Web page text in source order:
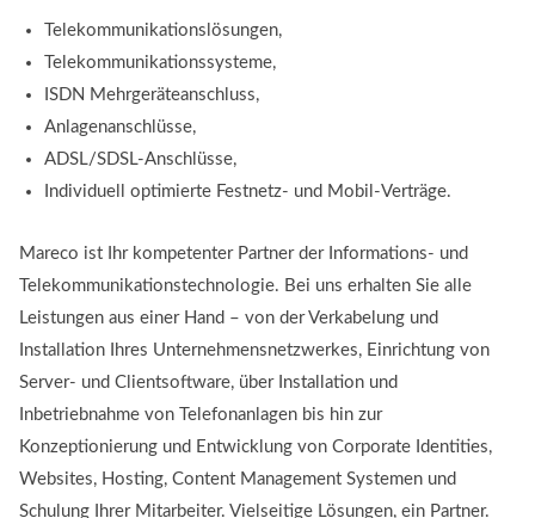
Telekommunikationslösungen,
Telekommunikationssysteme,
ISDN Mehrgeräteanschluss,
Anlagenanschlüsse,
ADSL/SDSL-Anschlüsse,
Individuell optimierte Festnetz- und Mobil-Verträge.
Mareco ist Ihr kompetenter Partner der Informations- und
Telekommunikationstechnologie. Bei uns erhalten Sie alle
Leistungen aus einer Hand – von der Verkabelung und
Installation Ihres Unternehmensnetzwerkes, Einrichtung von
Server- und Clientsoftware, über Installation und
Inbetriebnahme von Telefonanlagen bis hin zur
Konzeptionierung und Entwicklung von Corporate Identities,
Websites, Hosting, Content Management Systemen und
Schulung Ihrer Mitarbeiter. Vielseitige Lösungen, ein Partner.